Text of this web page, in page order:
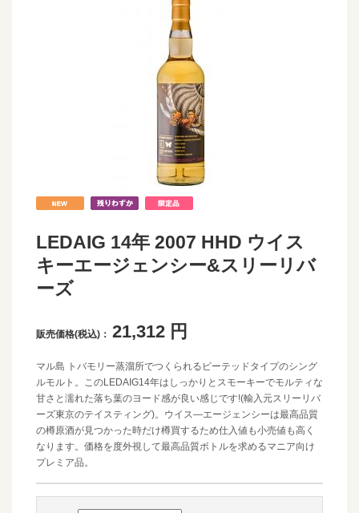
LEDAIG 14年 2007 HHD ウイス
キーエージェンシー&スリーリバ
ーズ
販売価格(税込)： 21,312 円
マル島 トバモリー蒸溜所でつくられるピーテッドタイプのシング
ルモルト。このLEDAIG14年はしっかりとスモーキーでモルティな
甘さと濡れた落ち葉のヨード感が良い感じです!(輸入元スリーリバ
ーズ東京のテイスティング)。ウイス―エージェンシーは最高品質
の樽原酒が見つかった時だけ樽買するため仕入値も小売値も高く
なります。価格を度外視して最高品質ボトルを求めるマニア向け
プレミア品。